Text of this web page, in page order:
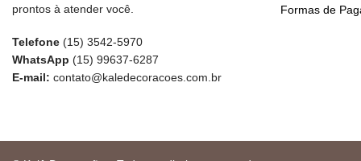
prontos à atender você.
Telefone (15) 3542-5970
WhatsApp (15) 99637-6287
E-mail: contato@kaledecoracoes.com.br
Formas de